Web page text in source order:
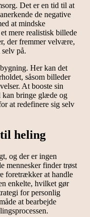
Det er en tid til at
de negative
at mindske
mere realistisk billede
der fremmer velvære,
på.
Her kan det
såsom billeder
At booste sin
kan bringe glæde og
at redefinere sig selv
heling
og der er ingen
mennesker finder trøst
foretrækker at handle
enkelte, hvilket gør
for personlig
at bearbejde